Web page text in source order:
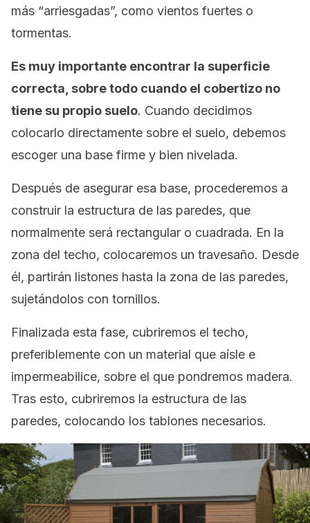
más “arriesgadas”, como vientos fuertes o
tormentas.
Es muy importante encontrar la superficie
correcta, sobre todo cuando el cobertizo no
tiene su propio suelo. Cuando decidimos
colocarlo directamente sobre el suelo, debemos
escoger una base firme y bien nivelada.
Después de asegurar esa base, procederemos a
construir la estructura de las paredes, que
normalmente será rectangular o cuadrada. En la
zona del techo, colocaremos un travesaño. Desde
él, partirán listones hasta la zona de las paredes,
sujetándolos con tornillos.
Finalizada esta fase, cubriremos el techo,
preferiblemente con un material que aísle e
impermeabilice, sobre el que pondremos madera.
Tras esto, cubriremos la estructura de las
paredes, colocando los tablones necesarios.